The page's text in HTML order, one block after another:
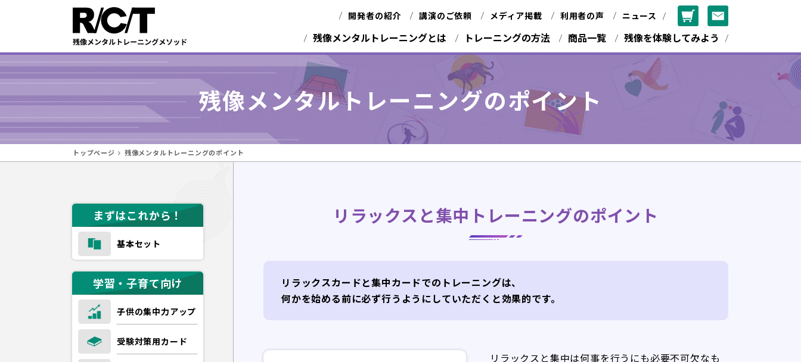
開発者の紹介 講演のご依頼 メディア掲載 利用者の声 ニュース
残像メンタルトレーニングとは トレーニングの方法 商品一覧 残像を体験してみよう
残像メンタルトレーニングのポイント
トップページ 残像メンタルトレーニングのポイント
リラックスと集中トレーニングのポイント
リラックスカードと集中カードでのトレーニングは、
何かを始める前に必ず行うようにしていただくと効果的です。
リラックスと集中は何事を行うにも必要不可欠なも
まずはこれから！
基本セット
学習・子育て向け
子供の集中力アップ
受験対策用カード